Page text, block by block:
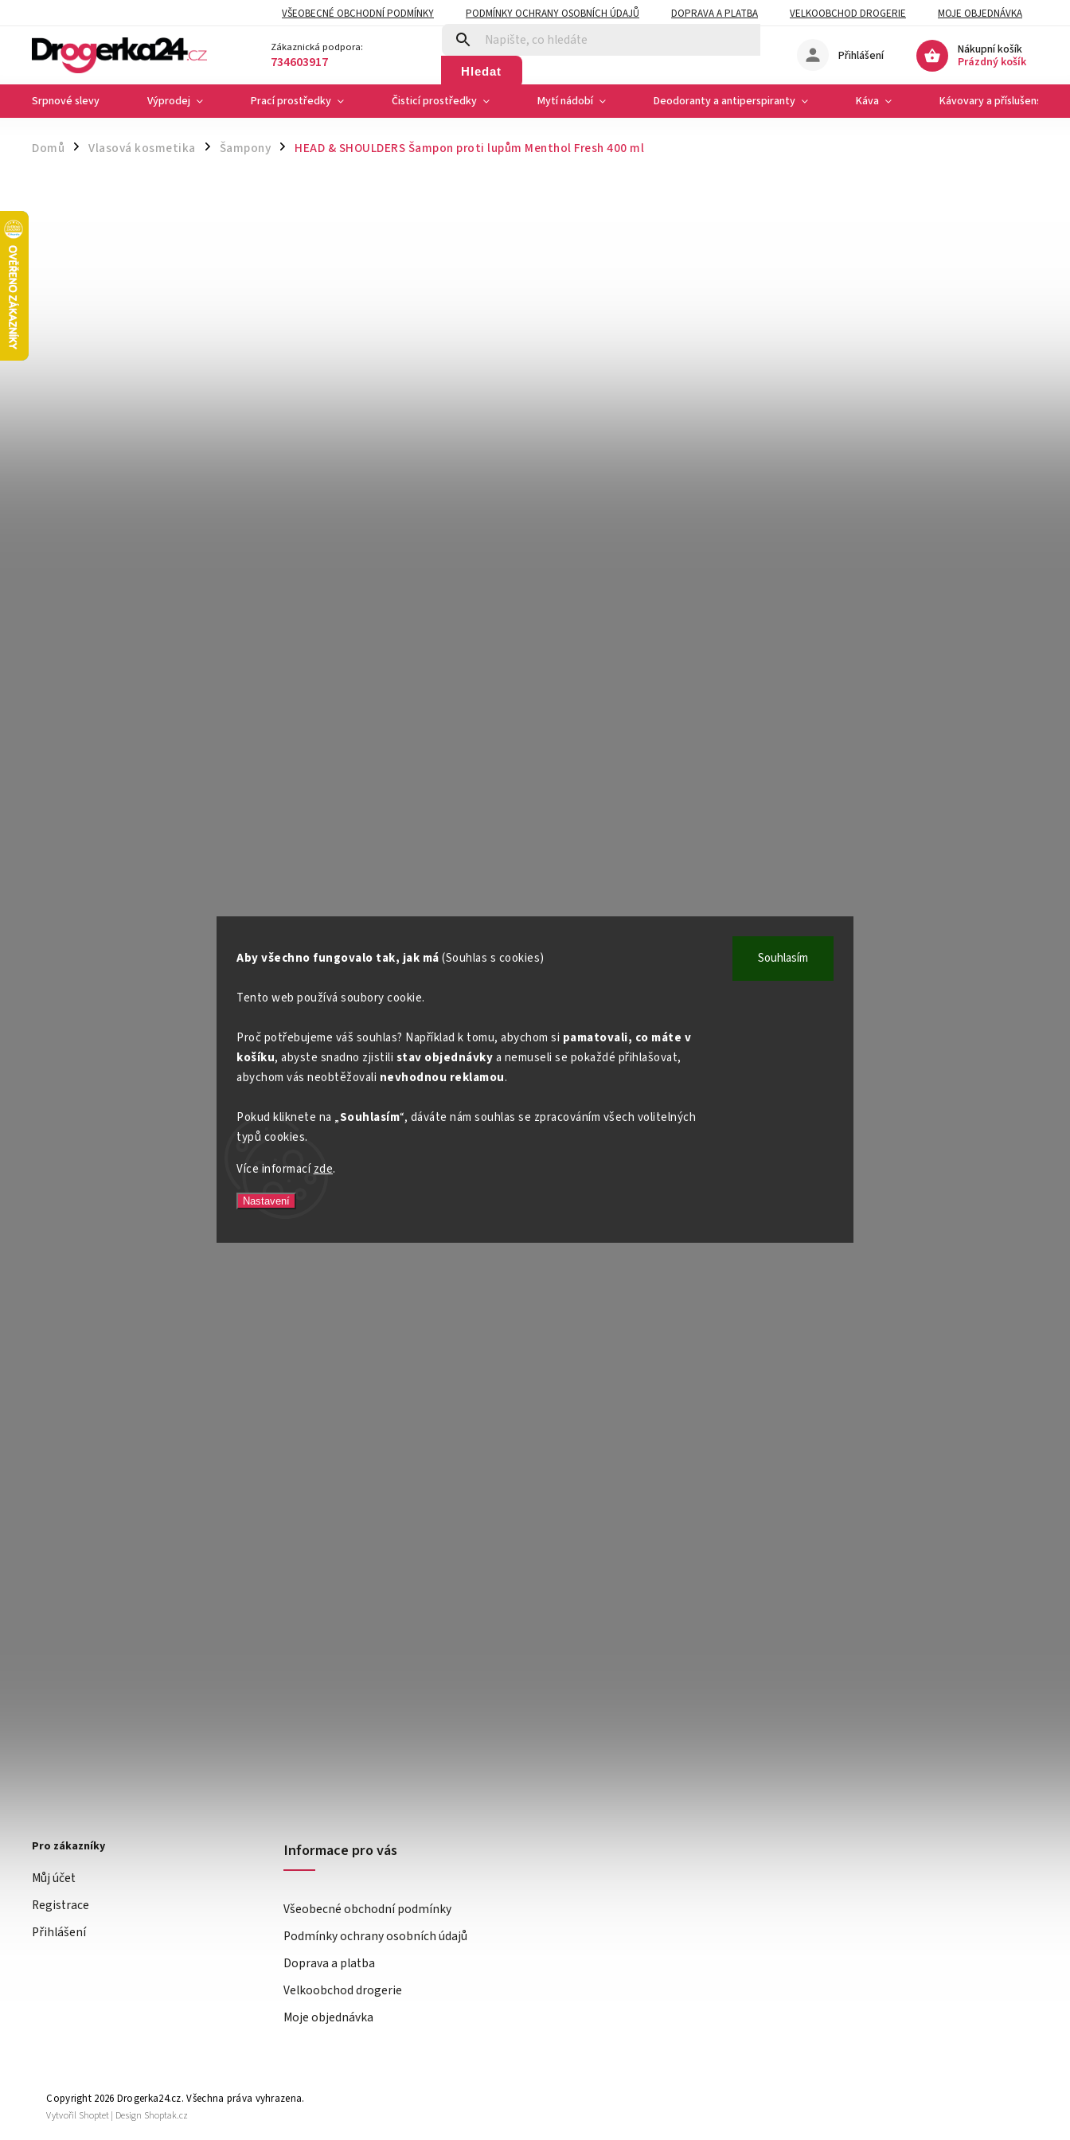
Aby všechno fungovalo tak, jak má(Souhlas s cookies)
Tento web používá soubory cookie.
Proč potřebujeme váš souhlas? Například k tomu, abychom si pamatovali, co máte v
košíku, abyste snadno zjistili stav objednávkya nemuseli se pokaždé přihlašovat,
abychom vás neobtěžovali nevhodnou reklamou.
Pokud kliknete na „Souhlasím“, dáváte nám souhlas se zpracováním všech volitelných
typů cookies.
Více informacízde.
Nastavení
Souhlasím
VŠEOBECNÉ OBCHODNÍ PODMÍNKY PODMÍNKY OCHRANY OSOBNÍCH ÚDAJŮ DOPRAVA A PLATBA VELKOOBCHOD DROGERIE MOJE OBJEDNÁVKA
Zákaznická podpora:
734603917 Hledat
Nákupní košík
Prázdný košík
Přihlášení
Srpnové slevy Výprodej Prací prostředky Čisticí prostředky Mytí nádobí Deodoranty a antiperspiranty Káva Kávovary a příslušenství
Domů / Vlasová kosmetika / Šampony / HEAD & SHOULDERS Šampon proti lupům Menthol Fresh 400 ml
Pro zákazníky
Můj účet
Registrace
Přihlášení
Informace pro vás
Všeobecné obchodní podmínky
Podmínky ochrany osobních údajů
Doprava a platba
Velkoobchod drogerie
Moje objednávka
Copyright 2026 Drogerka24.cz. Všechna práva vyhrazena.
Vytvořil Shoptet| Design Shoptak.cz